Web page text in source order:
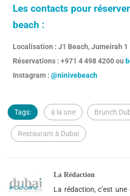
Les contacts pour
beach :
Localisation : J1 Beach, Jumeirah 1
Réservations : +971 4 498 4200 ou
Instagram : @ninivebeach
Tags: à la une Brunch
Restaurant à Dubai
La Rédaction
La rédaction, c’est